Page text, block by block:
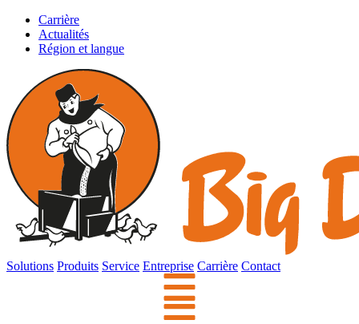
Carrière
Actualités
Région et langue
Solutions Produits Service Entreprise Carrière Contact